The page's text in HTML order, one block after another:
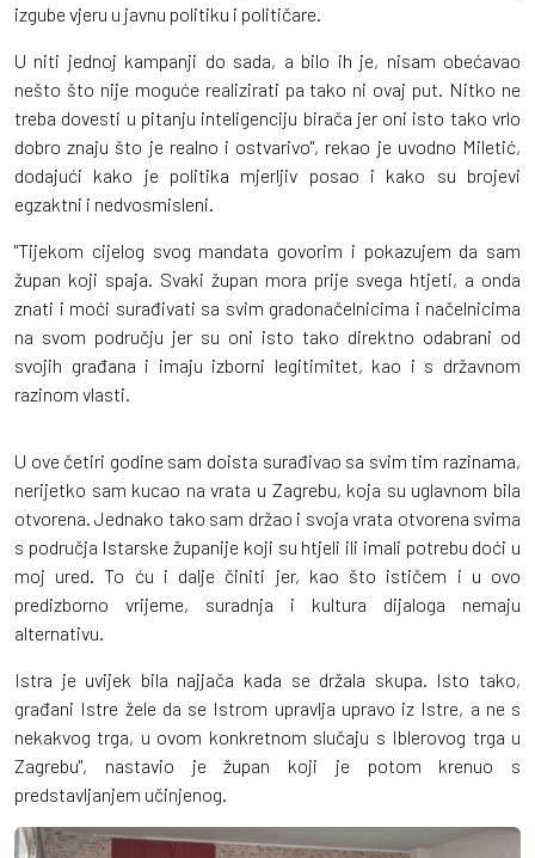
izgube vjeru u javnu politiku i političare.
U niti jednoj kampanji do sada, a bilo ih je, nisam obećavao
nešto što nije moguće realizirati pa tako ni ovaj put. Nitko ne
treba dovesti u pitanju inteligenciju birača jer oni isto tako vrlo
dobro znaju što je realno i ostvarivo", rekao je uvodno Miletić,
dodajući kako je politika mjerljiv posao i kako su brojevi
egzaktni i nedvosmisleni.
"Tijekom cijelog svog mandata govorim i pokazujem da sam
župan koji spaja. Svaki župan mora prije svega htjeti, a onda
znati i moći surađivati sa svim gradonačelnicima i načelnicima
na svom području jer su oni isto tako direktno odabrani od
svojih građana i imaju izborni legitimitet, kao i s državnom
razinom vlasti.
U ove četiri godine sam doista surađivao sa svim tim razinama,
nerijetko sam kucao na vrata u Zagrebu, koja su uglavnom bila
otvorena. Jednako tako sam držao i svoja vrata otvorena svima
s područja Istarske županije koji su htjeli ili imali potrebu doći u
moj ured. To ću i dalje činiti jer, kao što ističem i u ovo
predizborno vrijeme, suradnja i kultura dijaloga nemaju
alternativu.
Istra je uvijek bila najjača kada se držala skupa. Isto tako,
građani Istre žele da se Istrom upravlja upravo iz Istre, a ne s
nekakvog trga, u ovom konkretnom slučaju s Iblerovog trga u
Zagrebu", nastavio je župan koji je potom krenuo s
predstavljanjem učinjenog.